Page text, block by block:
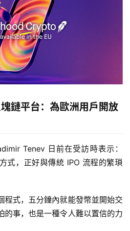
鏈平台：為歐洲用戶開放
Tenev 日前在受訪時表示：
式，正好與傳統 IPO 流程的繁瑣
程式，五分鐘內就能發幣並開始交
的事，也是一種令人難以置信的力